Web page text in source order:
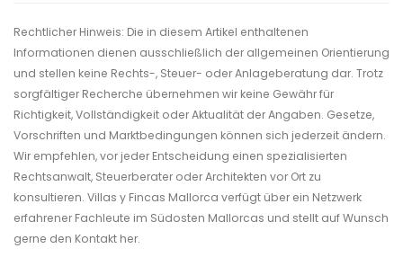
Rechtlicher Hinweis: Die in diesem Artikel enthaltenen
Informationen dienen ausschließlich der allgemeinen Orientierung
und stellen keine Rechts-, Steuer- oder Anlageberatung dar. Trotz
sorgfältiger Recherche übernehmen wir keine Gewähr für
Richtigkeit, Vollständigkeit oder Aktualität der Angaben. Gesetze,
Vorschriften und Marktbedingungen können sich jederzeit ändern.
Wir empfehlen, vor jeder Entscheidung einen spezialisierten
Rechtsanwalt, Steuerberater oder Architekten vor Ort zu
konsultieren. Villas y Fincas Mallorca verfügt über ein Netzwerk
erfahrener Fachleute im Südosten Mallorcas und stellt auf Wunsch
gerne den Kontakt her.